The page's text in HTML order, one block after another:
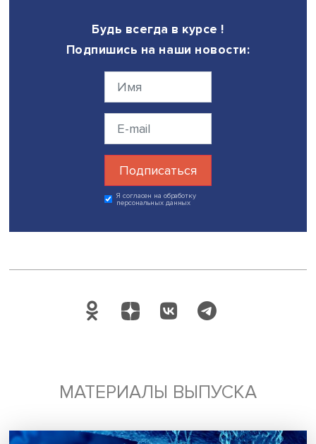
Дата публикации: 04.02.2026
Будь всегда в курсе !
Подпишись на наши новости:
Я согласен на обработку